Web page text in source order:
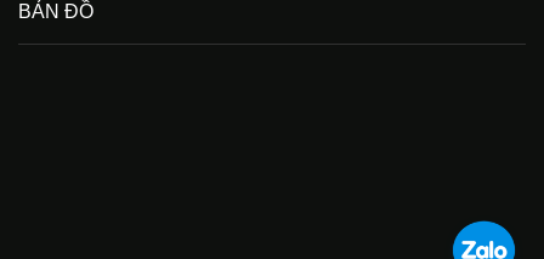
BẢN ĐỒ